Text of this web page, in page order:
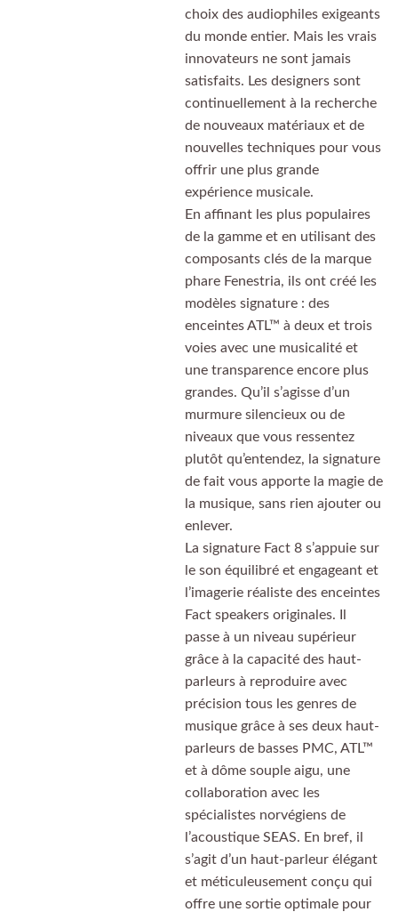
choix des audiophiles exigeants
du monde entier. Mais les vrais
innovateurs ne sont jamais
satisfaits. Les designers sont
continuellement à la recherche
de nouveaux matériaux et de
nouvelles techniques pour vous
offrir une plus grande
expérience musicale.
En affinant les plus populaires
de la gamme et en utilisant des
composants clés de la marque
phare Fenestria, ils ont créé les
modèles signature : des
enceintes ATL™ à deux et trois
voies avec une musicalité et
une transparence encore plus
grandes. Qu’il s’agisse d’un
murmure silencieux ou de
niveaux que vous ressentez
plutôt qu’entendez, la signature
de fait vous apporte la magie de
la musique, sans rien ajouter ou
enlever.
La signature Fact 8 s’appuie sur
le son équilibré et engageant et
l’imagerie réaliste des enceintes
Fact speakers originales. Il
passe à un niveau supérieur
grâce à la capacité des haut-
parleurs à reproduire avec
précision tous les genres de
musique grâce à ses deux haut-
parleurs de basses PMC, ATL™
et à dôme souple aigu, une
collaboration avec les
spécialistes norvégiens de
l’acoustique SEAS. En bref, il
s’agit d’un haut-parleur élégant
et méticuleusement conçu qui
offre une sortie optimale pour